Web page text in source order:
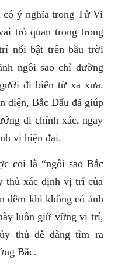
có ý nghĩa trong Tử Vi
trò quan trọng trong
nổi bật trên bầu trời
ngôi sao chỉ đường
đi biển từ xa xưa.
diện, Bắc Đẩu đã giúp
đi chính xác, ngay
vị hiện đại.
coi là “ngôi sao Bắc
thủ xác định vị trí của
đêm khi không có ánh
luôn giữ vững vị trí,
thủ dễ dàng tìm ra
Bắc.